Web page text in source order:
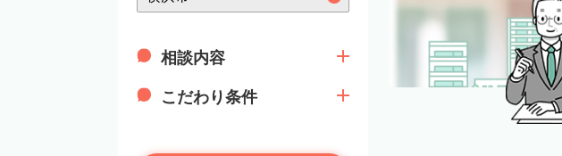
相談内容
こだわり条件